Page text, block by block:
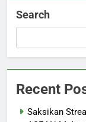
Search
Recent
Saksikan